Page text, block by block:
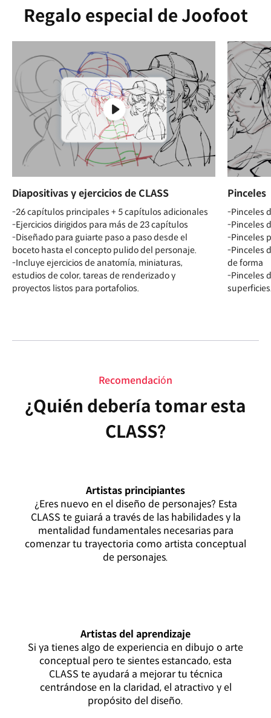
Regalo especial de Joofoot
Diapositivas y ejercicios de CLASS
-26 capítulos principales + 5 capítulos adicionales
-Ejercicios dirigidos para más de 23 capítulos
-Diseñado para guiarte paso a paso desde el
boceto hasta el concepto pulido del personaje.
-Incluye ejercicios de anatomía, miniaturas,
estudios de color, tareas de renderizado y
proyectos listos para portafolios.
Pinceles
-Pinceles
-Pinceles
-Pinceles
-Pinceles
de forma
-Pinceles
Recomendación
¿Quién debería tomar esta
CLASS?
Artistas principiantes
¿Eres nuevo en el diseño de personajes? Esta
CLASS te guiará a través de las habilidades y la
mentalidad fundamentales necesarias para
comenzar tu trayectoria como artista conceptual
de personajes.
Artistas del aprendizaje
Si ya tienes algo de experiencia en dibujo o arte
conceptual pero te sientes estancado, esta
CLASS te ayudará a mejorar tu técnica
centrándose en la claridad, el atractivo y el
propósito del diseño.